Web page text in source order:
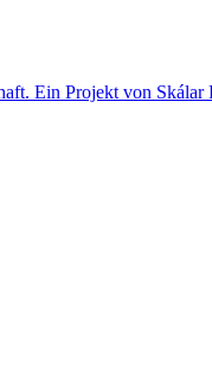
Ein Projekt von